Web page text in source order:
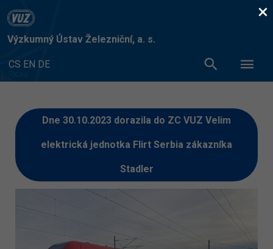
Výzkumný Ústav Železniční, a. s.
CS EN DE
Dne 30.10.2023 dorazila do ZC VUZ Velim
elektrická jednotka Flirt Serbia zákazníka
Stadler
×